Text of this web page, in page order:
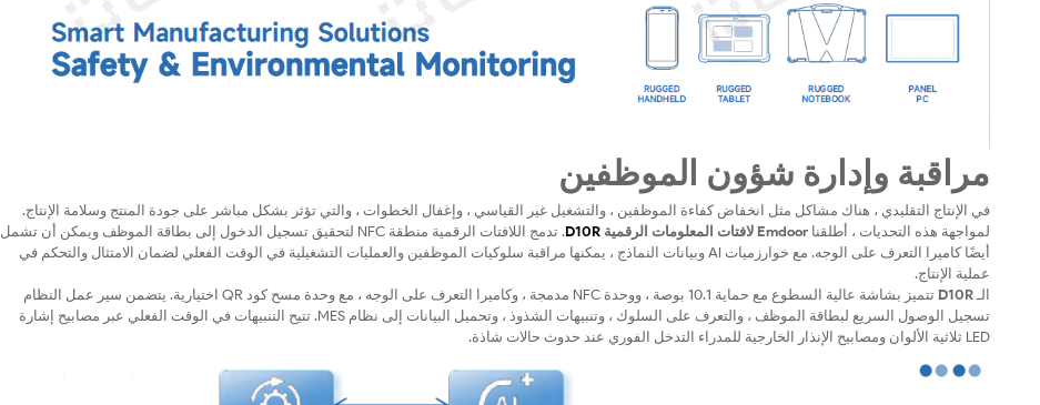
مراقبة وإدارة شؤون الموظفين
في الإنتاج التقليدي ، هناك مشاكل مثل انخفاض كفاءة الموظفين ، والتشغيل غير القياسي ، وإغفال الخطوات ، والتي تؤثر بشكل مباشر على جودة المنتج وسلامة الإنتاج.
لمواجهة هذه التحديات ، أطلقنا Emdoor لافتات المعلومات الرقمية D10R
. تدمج اللافتات الرقمية منطقة NFC لتحقيق تسجيل الدخول إلى بطاقة الموظف ويمكن أن تشمل
أيضًا كاميرا التعرف على الوجه. مع خوارزميات AI وبيانات النماذج ، يمكنها مراقبة سلوكيات الموظفين والعمليات التشغيلية في الوقت الفعلي لضمان الامتثال والتحكم في
عملية الإنتاج.
الـ D10R
تتميز بشاشة عالية السطوع مع حماية 10.1 بوصة ، ووحدة NFC مدمجة ، وكاميرا التعرف على الوجه ، مع وحدة مسح كود QR اختيارية. يتضمن سير عمل النظام
تسجيل الوصول السريع لبطاقة الموظف ، والتعرف على السلوك ، وتنبيهات الشذوذ ، وتحميل البيانات إلى نظام MES. تتيح التنبيهات في الوقت الفعلي عبر مصابيح إشارة
LED ثلاثية الألوان ومصابيح الإنذار الخارجية للمدراء التدخل الفوري عند حدوث حالات شاذة.